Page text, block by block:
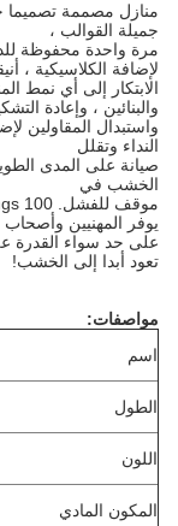
منازل مصممة تصميما
جميلة القوالب ،
مرة واحدة محفوظة
لإضافة الكلاسيكية ،
الابتكار إلى أي نمط
والبنائين ، وإعادة
واستبدال المقاولين
النداء وتقلل
صيانة على المدى
الخشب في
موقف للفشل.
يوفر المهنيين وأصحاب
على حد سواء القدرة
تعود أبدا إلى الخشب!
مواصفات:
اسم
الطول
اللون
المكون المادي